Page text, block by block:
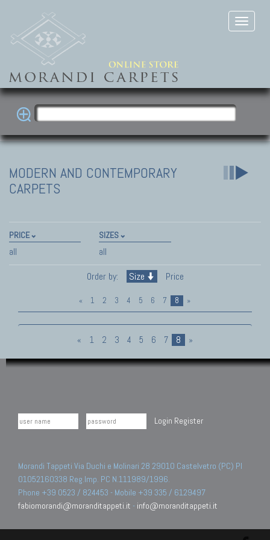
MODERN AND CONTEMPORARY
CARPETS
PRICE
all
SIZES
all
Order by:
Size Price
« 1 2 3 4 5 6 7 8 »
« 1 2 3 4 5 6 7 8 »
Login Register
Morandi Tappeti Via Duchi e Molinari 28 29010 Castelvetro (PC) PI
01052160338 Reg.Imp. PC N.111989/1996.
Phone +39 0523 / 824453 - Mobile +39 335 / 6129497
fabiomorandi@moranditappeti.it - info@moranditappeti.it